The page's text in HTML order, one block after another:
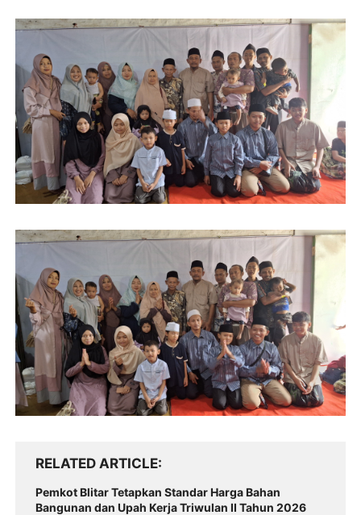
RELATED ARTICLE
Pemkot Blitar Tetapkan Standar Harga Bahan
Bangunan dan Upah Kerja Triwulan II Tahun 2026